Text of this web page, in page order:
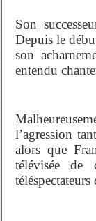
Son
Depuis le
son
entendu
l’agression
alors que
télévisée de